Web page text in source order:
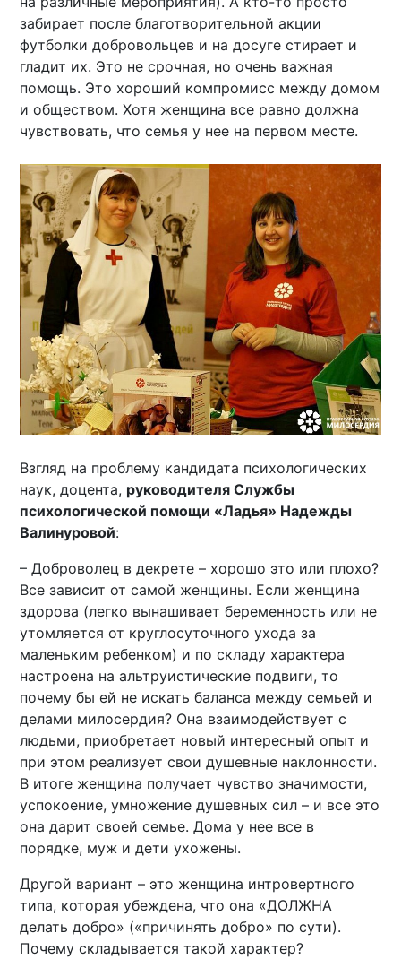
забирает после благотворительной акции
футболки добровольцев и на досуге стирает и
гладит их. Это не срочная, но очень важная
помощь. Это хороший компромисс между домом
и обществом. Хотя женщина все равно должна
чувствовать, что семья у нее на первом месте.
Взгляд на проблему кандидата психологических
наук, доцента, руководителя Службы
психологической помощи «Ладья» Надежды
Валинуровой:
– Доброволец в декрете – хорошо это или плохо?
Все зависит от самой женщины. Если женщина
здорова (легко вынашивает беременность или не
утомляется от круглосуточного ухода за
маленьким ребенком) и по складу характера
настроена на альтруистические подвиги, то
почему бы ей не искать баланса между семьей и
делами милосердия? Она взаимодействует с
людьми, приобретает новый интересный опыт и
при этом реализует свои душевные наклонности.
В итоге женщина получает чувство значимости,
успокоение, умножение душевных сил – и все это
она дарит своей семье. Дома у нее все в
порядке, муж и дети ухожены.
Другой вариант – это женщина интровертного
типа, которая убеждена, что она «ДОЛЖНА
делать добро» («причинять добро» по сути).
Почему складывается такой характер?